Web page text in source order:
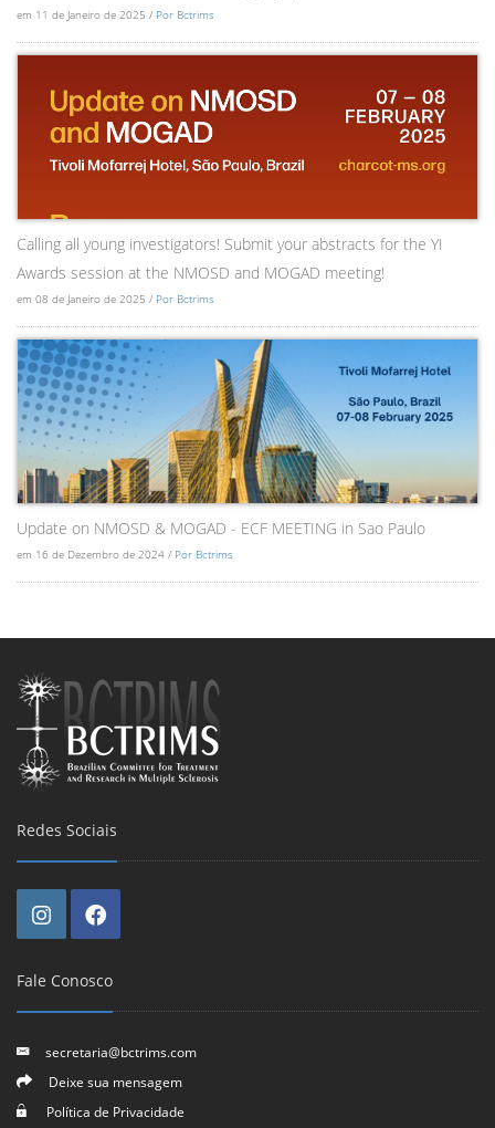
em 11 de Janeiro de 2025 / Por Bctrims
Calling all young investigators! Submit your abstracts for the YI
Awards session at the NMOSD and MOGAD meeting!
em 08 de Janeiro de 2025 / Por Bctrims
Update on NMOSD & MOGAD - ECF MEETING in Sao Paulo
em 16 de Dezembro de 2024 / Por Bctrims
Redes Sociais
Fale Conosco
secretaria@bctrims.com
Deixe sua mensagem
Política de Privacidade